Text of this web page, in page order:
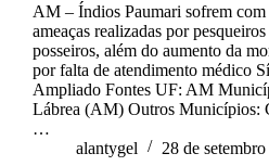
AM – Índios Paumari sofrem com
ameaças realizadas por
posseiros, além do aumento da
por falta de atendimento médico
Ampliado Fontes UF: AM
Lábrea (AM) Outros Municípios:
…
alantygel
28 de